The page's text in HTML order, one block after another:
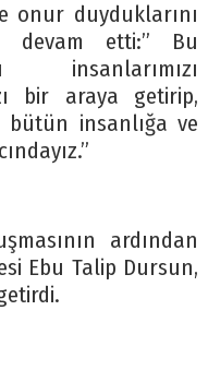
onur duyduklarını
devam etti:” Bu
insanlarımızı
bir araya getirip,
bütün insanlığa ve
ardından
Ebu Talip Dursun,